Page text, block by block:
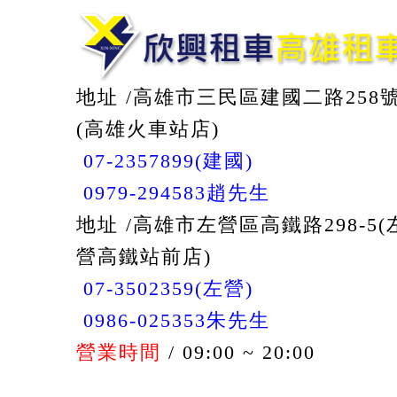
地址 /高雄市三民區建國二路258
(高雄火車站店)
07-2357899(建國)
0979-294583趙先生
地址 /高雄市左營區高鐵路298-5(
營高鐵站前店)
07-3502359(左營)
0986-025353朱先生
營業時間 / 09:00 ~ 20:00